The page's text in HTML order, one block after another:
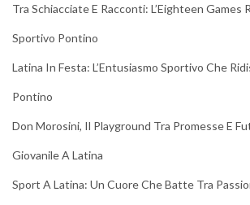
Tra Schiacciate E Racconti: L’Eighteen Games
Sportivo Pontino
Latina In Festa: L’Entusiasmo Sportivo Che
Pontino
Don Morosini, Il Playground Tra Promesse E
Giovanile A Latina
Sport A Latina: Un Cuore Che Batte Tra